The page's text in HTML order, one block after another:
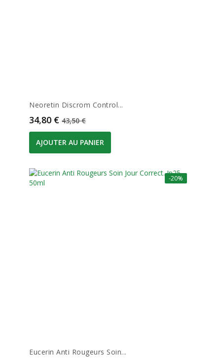
Neoretin Discrom Control...
Prix
34,80 € Prix de base
43,50 €
AJOUTER AU PANIER
-20%
Eucerin Anti Rougeurs Soin...